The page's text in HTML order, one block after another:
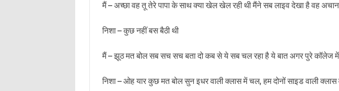
मैं – अच्छा वह तू तेरे पापा के साथ क्या खेल खेल रही थी मैंने सब लाइव देखा है वह
निशा – कुछ नहीं बस बैठी थी
मैं – झूठ मत बोल सब सच सच बता दो कब से ये सब चल रहा है ये बात अगर पुरे कॉलेज में
निशा – ओह यार कुछ मत बोल सुन इधर वाली क्लास में चल, हम दोनों साइड वाली